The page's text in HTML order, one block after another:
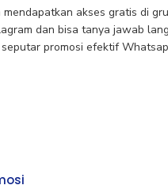
akses gratis di
dan bisa tanya jawab
promosi efektif